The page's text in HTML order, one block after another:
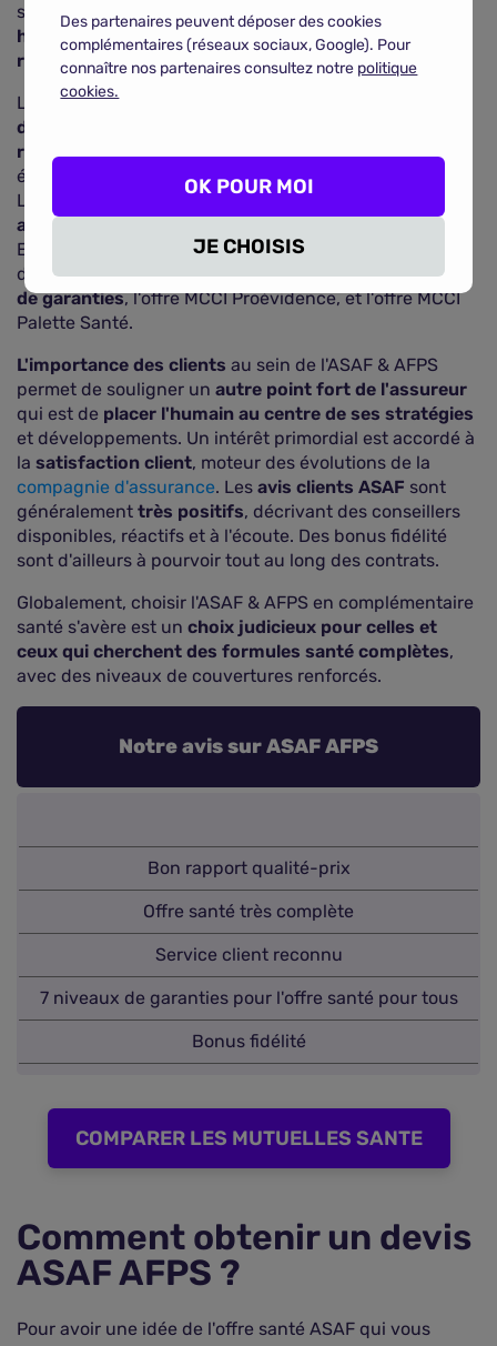
sont considérées comme des
niveaux de couverture
hauts de gamme. De plus, les niveaux de
remboursement sont eux aussi assezélevés.
L'ASAF vise constamment une
de ses services
régulière de nouvelles offresafin de répondre aux
évolutions du marché et aux attentes des assurés.
L'ASAF prend en compte les retours clients pour
ajuster leurs produits
en proposer de nouveaux
En santé,
3 nouvelles offressont désormais
disponibles, l'offre Osalys 100% Santé 3 avec7 niveaux
de garanties, l'offre MCCI Proévidence, et l'offre MCCI
Palette Santé.
L'importance des clients au sein de l'ASAF & AFPS
permet de souligner un autre point fort de l'assureur
qui est de placer l'humain au centre de ses stratégies
et développements. Un intérêt primordial est accordé à
la satisfaction client, moteur des évolutions de la
compagnie d'assurance. Les avis clients ASAF sont
généralement très positifs, décrivant des conseillers
disponibles, réactifs et à l'écoute. Des bonus fidélité
sont d'ailleurs à pourvoir tout au long des contrats.
Globalement, choisir l'ASAF & AFPS en complémentaire
santé s'avère est un choix judicieux pour celles et
ceux qui cherchent des formules santé complètes,
avec des niveaux de couvertures renforcés.
Notre avis sur ASAF AFPS
Bon rapport qualité-prix
Offre santé très complète
Service client reconnu
7 niveaux de garanties pour l'offre santé pour tous
Bonus fidélité
COMPARER LES MUTUELLES SANTE
Comment obtenir un devis
ASAF AFPS ?
Pour avoir une idée de l'offre santé ASAF qui vous
Des partenaires peuvent déposer des cookies
complémentaires (réseaux sociaux, Google). Pour
connaître nos partenaires consultez notre politique
cookies.
JE CHOISIS
OK POUR MOI